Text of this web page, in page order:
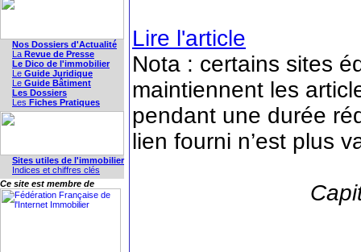
Nos Dossiers d'Actualité
La Revue de Presse
Le Dico de l'immobilier
Le Guide Juridique
Le Guide Bâtiment
Les Dossiers
Les Fiches Pratiques
Sites utiles de l'immobilier
Indices et chiffres clés
Ce site est membre de
Lire l'article
Nota : certains sites
maintiennent les
pendant une durée
lien fourni n’est plus